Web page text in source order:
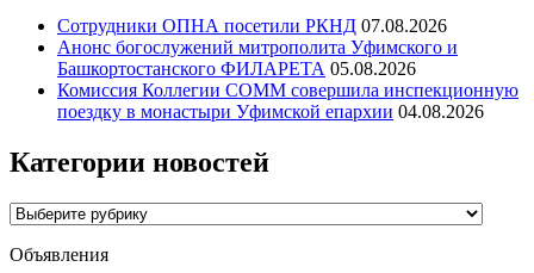
Сотрудники ОПНА посетили РКНД 07.08.2026
Анонс богослужений митрополита Уфимского и
Башкортостанского ФИЛАРЕТА 05.08.2026
Комиссия Коллегии СОММ совершила инспекционную
поездку в монастыри Уфимской епархии 04.08.2026
Категории новостей
Категории
Объявления